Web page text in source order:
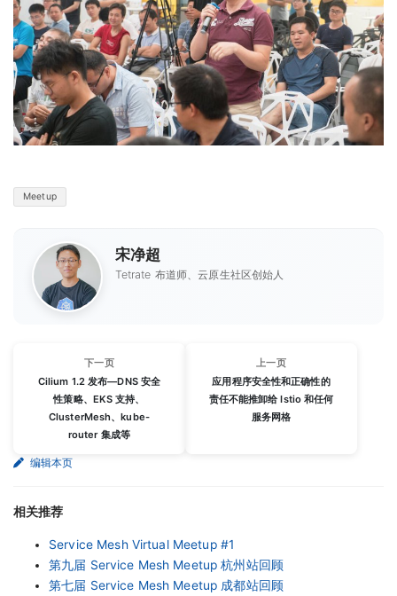
Meetup
宋净超
Tetrate 布道师、云原生社区创始人
下一页
Cilium 1.2 发布—DNS 安全
性策略、EKS 支持、
ClusterMesh、kube-
router 集成等
上一页
应用程序安全性和正确性的
责任不能推卸给 Istio 和任何
服务网格
编辑本页
相关推荐
Service Mesh Virtual Meetup #1
第九届 Service Mesh Meetup 杭州站回顾
第七届 Service Mesh Meetup 成都站回顾